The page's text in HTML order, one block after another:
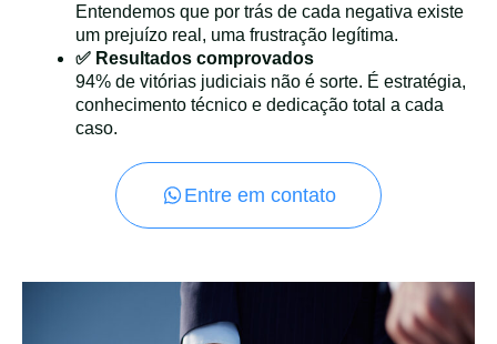
Entendemos que por trás de cada negativa existe
um prejuízo real, uma frustração legítima.
✅ Resultados comprovados
94% de vitórias judiciais não é sorte. É estratégia,
conhecimento técnico e dedicação total a cada
caso.
Entre em contato